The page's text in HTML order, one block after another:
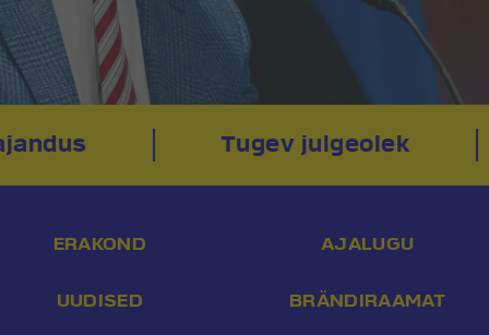
Tugev julgeolek
ERAKOND
UUDISED
AJALUGU
BRÄNDIRAAMAT